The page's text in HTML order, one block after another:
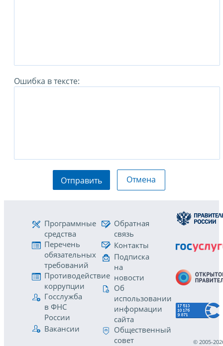
Ошибка в тексте:
Отправить Отмена
Программные
средства
Перечень
обязательных
требований
Противодействие
коррупции
Госслужба
в ФНС
России
Вакансии
Обратная
связь
Контакты
Подписка
на
новости
Об
использовании
информации
сайта
Общественный
совет
© 2005-